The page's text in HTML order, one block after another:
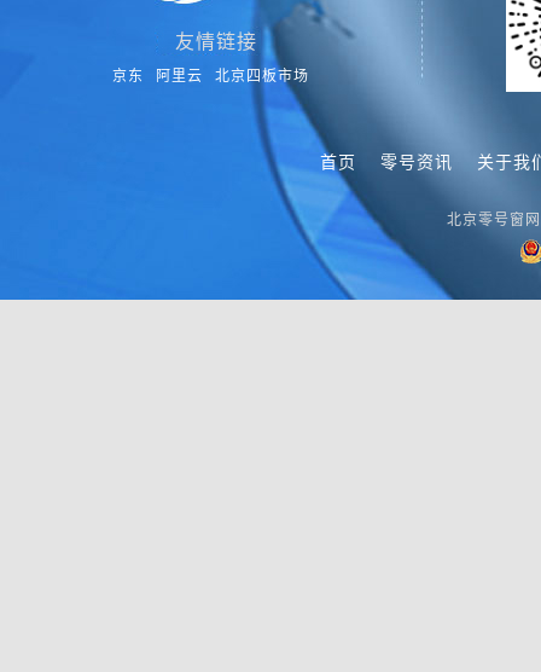
友情链接
京东 阿里云 北京四板市场
首页 零号资讯 关于我
北京零号窗